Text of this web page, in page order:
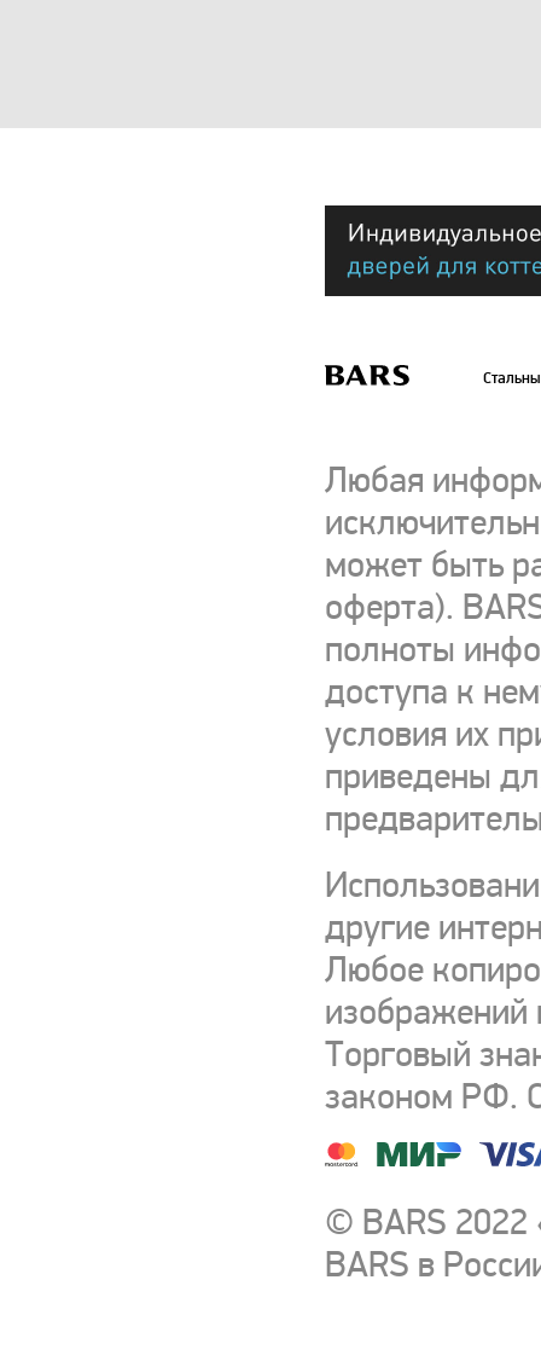
Любая
может быть
оферта).
полноты
доступа к
условия их
приведены
другие
Любое
изображений
Торговый
законом РФ.
© BARS
BARS в